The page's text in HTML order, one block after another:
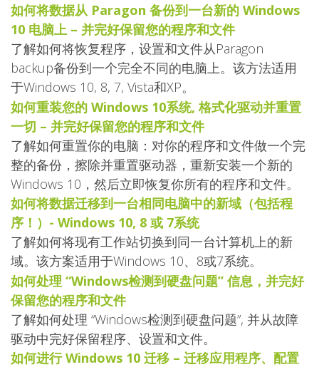
如何将数据从 Paragon 备份到一台新的 Windows
10 电脑上 – 并完好保留您的程序和文件
了解如何将恢复程序，设置和文件从Paragon
backup备份到一个完全不同的电脑上。该方法适用
于Windows 10, 8, 7, Vista和XP。
如何重装您的 Windows 10系统, 格式化驱动并重置
一切 – 并完好保留您的程序和文件
了解如何重置你的电脑：对你的程序和文件做一个完
整的备份，擦除并重置驱动器，重新安装一个新的
Windows 10，然后立即恢复你所有的程序和文件。
如何将数据迁移到一台相同电脑中的新域（包括程
序！）- Windows 10, 8 或 7系统
了解如何将现有工作站切换到同一台计算机上的新
域。该方案适用于Windows 10、8或7系统。
如何处理 “Windows检测到硬盘问题” 信息，并完好
保留您的程序和文件
了解如何处理 “Windows检测到硬盘问题”, 并从故障
驱动中完好保留程序、设置和文件。
如何进行 Windows 10 迁移 – 迁移应用程序、配置